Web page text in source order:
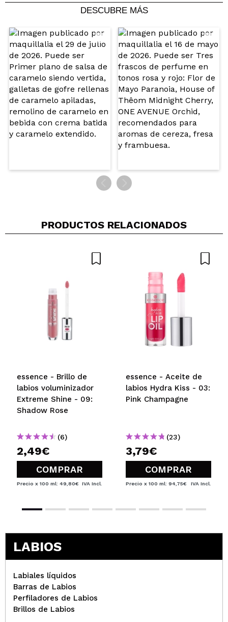
Compartir un vídeo o una foto
Tu vídeo podría ser el primero. Imagínatelo...
¿Recomendarías su compra? Si No
5/5
ENVIAR
DESCUBRE MÁS
PRODUCTOS RELACIONADOS
essence - Brillo de
labios voluminizador
Extreme Shine - 09:
Shadow Rose
(6)
2,49€
COMPRAR
Precio x 100 ml: 49,80€ IVA Incl.
essence - Aceite de
labios Hydra Kiss - 03:
Pink Champagne
(23)
3,79€
COMPRAR
Precio x 100 ml: 94,75€ IVA Incl.
LABIOS
Labiales líquidos
Barras de Labios
Perfiladores de Labios
Brillos de Labios